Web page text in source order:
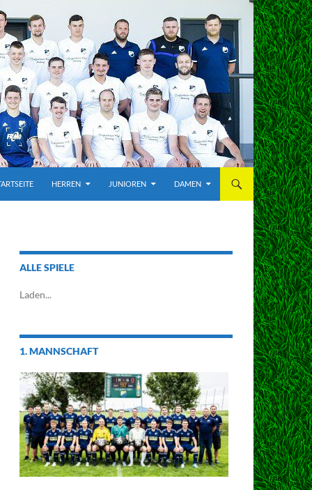
HERREN JUNIOREN DAMEN
ALLE SPIELE
Laden...
1. MANNSCHAFT